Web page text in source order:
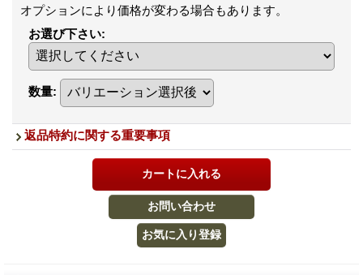
オプションにより価格が変わる場合もあります。
お選び下さい:
数量:
返品特約に関する重要事項